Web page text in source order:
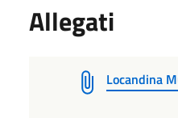
Allegati
Locandina